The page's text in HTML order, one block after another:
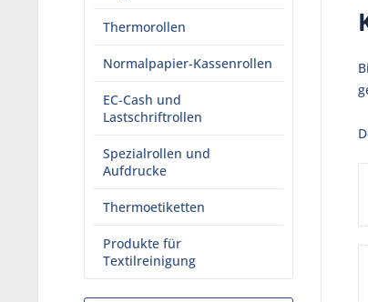
Thermorollen
Normalpapier-Kassenrollen
EC-Cash und
Lastschriftrollen
Spezialrollen und
Aufdrucke
Thermoetiketten
Produkte für
Textilreinigung